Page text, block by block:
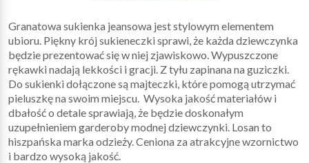
Granatowa sukienka jeansowa jest stylowym elementem
ubioru. Piękny krój sukieneczki sprawi, że każda dziewczynka
będzie prezentować się w niej zjawiskowo. Wypuszczone
rękawki nadają lekkości i gracji. Z tyłu zapinana na guziczki.
Do sukienki dołączone są majteczki, które pomogą utrzymać
pieluszkę na swoim miejscu. Wysoka jakość materiałów i
dbałość o detale sprawiają, że będzie doskonałym
uzupełnieniem garderoby modnej dziewczynki. Losan to
hiszpańska marka odzieży. Ceniona za atrakcyjne wzornictwo
i bardzo wysoką jakość.